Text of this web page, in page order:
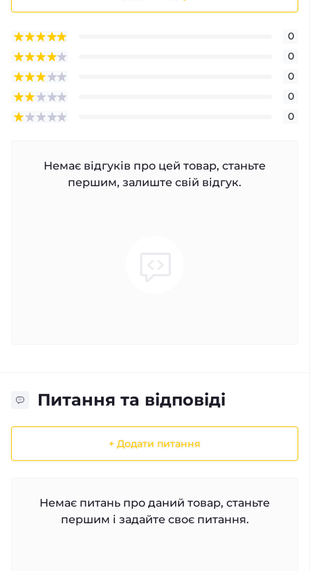
0
0
0
0
0
Немає відгуків про цей товар, станьте
першим, залиште свій відгук.
Питання та відповіді
+ Додати питання
Немає питань про даний товар, станьте
першим і задайте своє питання.